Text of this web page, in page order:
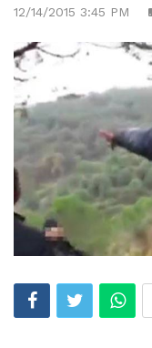
12/14/2015 3:45 PM